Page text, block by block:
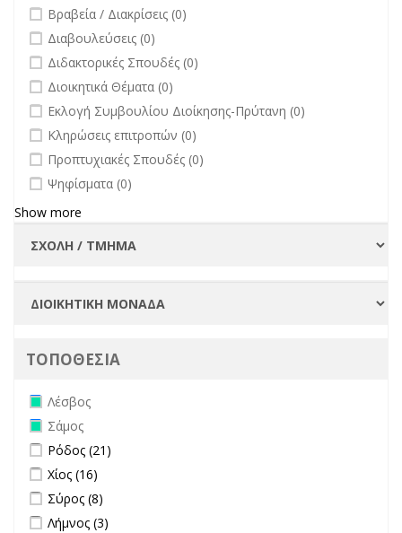
undefined
Βραβεία / Διακρίσεις (0)
undefined
Διαβουλεύσεις (0)
undefined
Διδακτορικές Σπουδές (0)
undefined
Διοικητικά Θέματα (0)
undefined
Εκλογή Συμβουλίου Διοίκησης-Πρύτανη (0)
undefined
Κληρώσεις επιτροπών (0)
undefined
Προπτυχιακές Σπουδές (0)
undefined
Ψηφίσματα (0)
Show more
ΤΟΠΟΘΕΣΙΑ
Remove Λέσβος filter
Λέσβος
Remove Σάμος filter
Σάμος
Apply Ρόδος filter
Ρόδος (21)
Apply Χίος filter
Χίος (16)
Apply Σύρος filter
Σύρος (8)
Apply Λήμνος filter
Λήμνος (3)